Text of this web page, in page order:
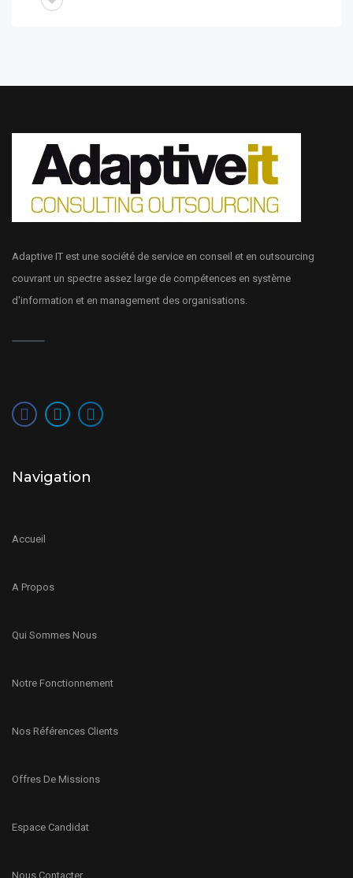
Adaptive IT est une société de service en conseil et en outsourcing
couvrant un spectre assez large de compétences en système
d'information et en management des organisations.
Navigation
Accueil
A Propos
Qui Sommes Nous
Notre Fonctionnement
Nos Références Clients
Offres De Missions
Espace Candidat
Nous Contacter